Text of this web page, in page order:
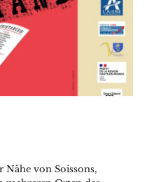
Nähe von Soissons,